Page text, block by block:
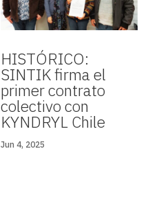
HISTÓRICO:
SINTIK firma el
primer contrato
colectivo con
KYNDRYL Chile
Jun 4, 2025